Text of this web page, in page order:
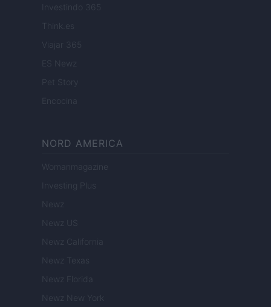
Investindo 365
Think.es
Viajar 365
ES Newz
Pet Story
Encocina
NORD AMERICA
Womanmagazine
Investing Plus
Newz
Newz US
Newz California
Newz Texas
Newz Florida
Newz New York